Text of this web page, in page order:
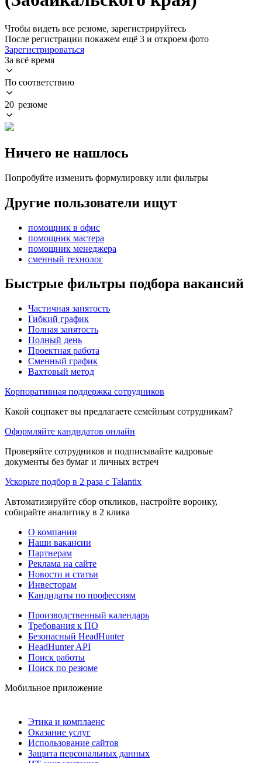
Чтобы видеть все резюме, зарегистрируйтесь
После регистрации покажем ещё 3 и откроем фото
Зарегистрироваться
За всё время
По соответствию
20 резюме
Ничего не нашлось
Попробуйте изменить формулировку или фильтры
Другие пользователи ищут
помощник в офис
помощник мастера
помощник менеджера
сменный технолог
Быстрые фильтры подбора вакансий
Частичная занятость
Гибкий график
Полная занятость
Полный день
Проектная работа
Сменный график
Вахтовый метод
Корпоративная поддержка сотрудников
Какой соцпакет вы предлагаете семейным сотрудникам?
Оформляйте кандидатов онлайн
Проверяйте сотрудников и подписывайте кадровые
документы без бумаг и личных встреч
Ускорьте подбор в 2 раза с Talantix
Автоматизируйте сбор откликов, настройте воронку,
собирайте аналитику в 2 клика
О компании
Наши вакансии
Партнерам
Реклама на сайте
Новости и статьи
Инвесторам
Кандидаты по профессиям
Производственный календарь
Требования к ПО
Безопасный HeadHunter
HeadHunter API
Поиск работы
Поиск по резюме
Мобильное приложение
Этика и комплаенс
Оказание услуг
Использование сайтов
Защита персональных данных